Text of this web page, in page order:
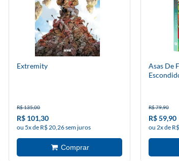
Extremity
R$ 135,00
R$ 101,30
ou 5x de R$ 20,26 sem juros
Asas De
R$ 79,90
R$ 59,90
ou 2x de